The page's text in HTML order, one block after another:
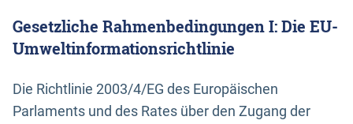
Gesetzliche Rahmenbedingungen I: Die EU-
Umweltinformationsrichtlinie
Die Richtlinie 2003/4/EG des Europäischen
Parlaments und des Rates über den Zugang der